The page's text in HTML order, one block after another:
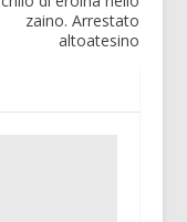
zaino. Arrestato
altoatesino